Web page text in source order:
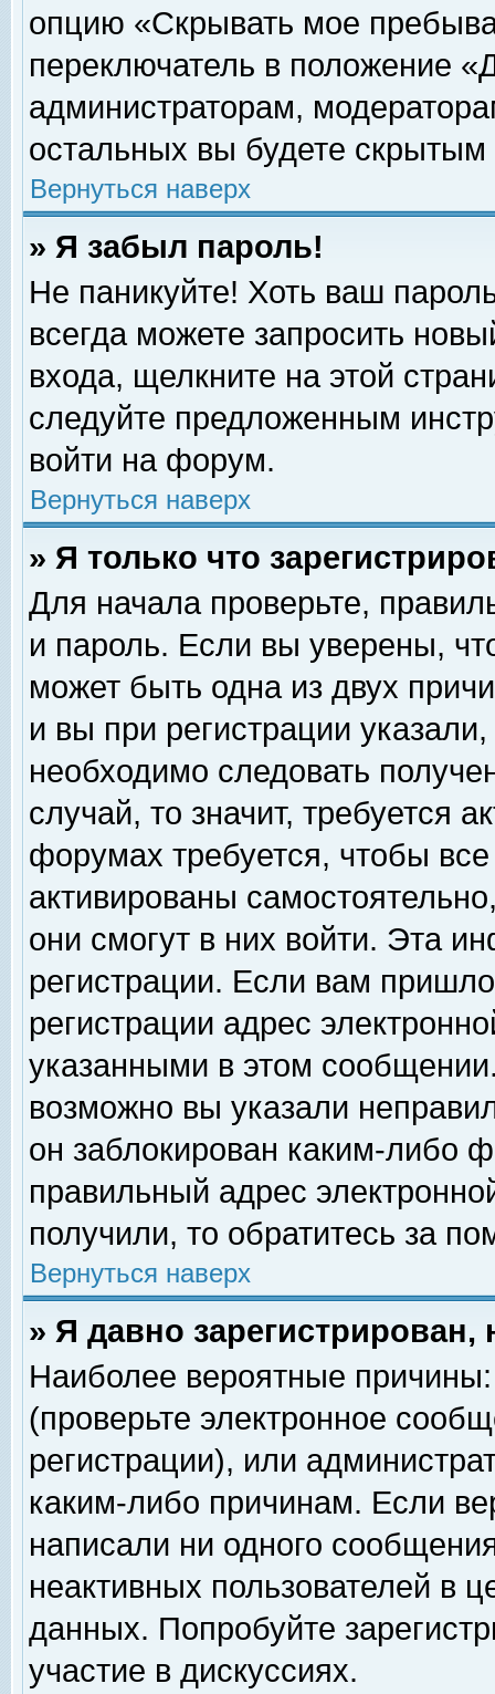
опцию «Скрывать мое
переключатель в положение
администраторам,
остальных вы будете скрытым
Вернуться наверх
» Я забыл пароль!
Не паникуйте! Хоть ваш
всегда можете запросить
входа, щелкните на этой
следуйте предложенным
войти на форум.
Вернуться наверх
» Я только что
Для начала проверьте,
и пароль. Если вы уверены,
может быть одна из двух
и вы при регистрации
необходимо следовать
случай, то значит, требуется
форумах требуется, чтобы
активированы
они смогут в них войти. Эта
регистрации. Если вам
регистрации адрес
указанными в этом
возможно вы указали
он заблокирован каким-либо
правильный адрес
получили, то обратитесь за
Вернуться наверх
» Я давно
Наиболее вероятные
(проверьте электронное
регистрации), или
каким-либо причинам. Если
написали ни одного
неактивных пользователей в
данных. Попробуйте
участие в дискуссиях.